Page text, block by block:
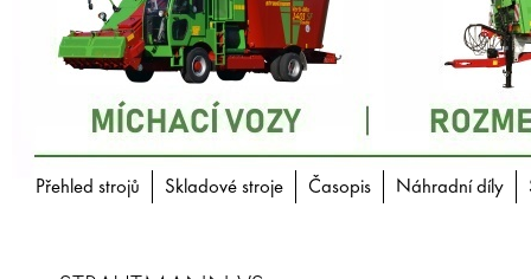
Přehled strojů Skladové stroje Časopis Náhradní díly